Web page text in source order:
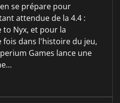
se prépare pour
attendue de la 4.4 :
to Nyx, et pour la
fois dans l'histoire du jeu,
Games lance une